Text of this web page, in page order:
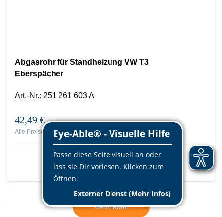
Abgasrohr für Standheizung VW T3
Eberspächer
Art.-Nr.: 251 261 603 A
42,49 €
Alle Preise inklusive MwSt., zzgl. Versandkosten
Mehr Info
Mehr laden